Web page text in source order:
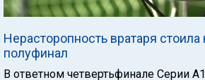
Нерасторопность вратаря
полуфинал
В ответном четвертьфинале Серии